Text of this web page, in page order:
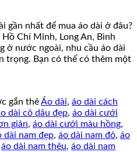
gần nhất để mua áo dài ở đâu?
Chí Minh, Long An, Bình
ở nước ngoài, nhu cầu áo dài
trọng. Bạn có thể có thêm một
gắn thẻÁo dài, áo dài cách
dài cô dâu đẹp, áo dài cưới
giản, áo dài cưới màu hồng,
dài nam đẹp, áo dài nam đỏ, áo
áo dài nam thêu, áo dài nam